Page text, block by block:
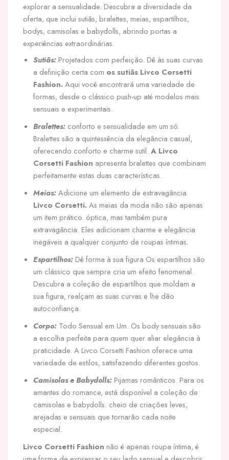
explorar a sensualidade. Descubra a diversidade da
oferta, que inclui sutiãs, bralettes, meias, espartilhos,
bodys, camisolas e babydolls, abrindo portas a
experiências extraordinárias.
Sutiãs: Projetados com perfeição. Dê às suas curvas
a definição certa com os sutiãs Livco Corsetti
Fashion.Aqui você encontrará uma variedade de
formas, desde o clássico push-up até modelos mais
sensuais e experimentais.
Bralettes: conforto e sensualidade em um só.
Bralettes são a quintessência da elegância casual,
oferecendo conforto e charme sutil. A Livco
Corsetti Fashion apresenta bralettes que combinam
perfeitamente estas duas características.
Meias:Adicione um elemento de extravagância
Livco Corsetti.As meias da moda não são apenas
um item prático. óptica, mas também pura
extravagância. Eles adicionam charme e elegância
inegáveis a qualquer conjunto de roupas íntimas.
Espartilhos: Dê forma à sua figura Os espartilhos são
um clássico que sempre cria um efeito fenomenal.
Descubra a coleção de espartilhos que moldam a
sua figura, realçam as suas curvas e lhe dão
autoconfiança.
Corpo: Todo Sensual em Um. Os body sensuais são
a escolha perfeita para quem quer aliar elegância à
praticidade. A Livco Corsetti Fashion oferece uma
variedade de estilos, satisfazendo diferentes gostos.
Camisolas e Babydolls: Pijamas românticos. Para os
amantes do romance, está disponível a coleção de
camisolas e babydolls. cheio de criações leves,
arejadas e sensuais que tornarão cada noite
especial.
Livco Corsetti Fashion não é apenas roupa íntima, é